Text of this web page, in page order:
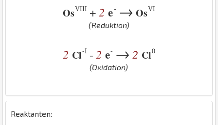
OsVIII + 2 e- → OsVI
(Reduktion)
2 Cl-I - 2 e- → 2 Cl0
(Oxidation)
Reaktanten: